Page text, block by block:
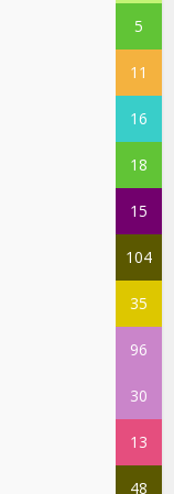
5
11
16
18
15
104
35
96
30
13
48